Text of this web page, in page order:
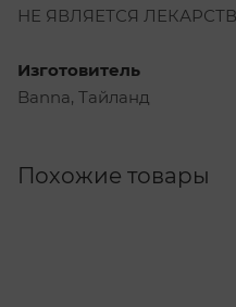
НЕ ЯВЛЯЕТСЯ
Изготовитель
Banna, Тайланд
Похожие товары